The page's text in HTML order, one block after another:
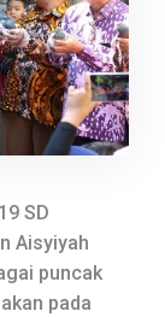
SD
Aisyiyah
puncak
pada